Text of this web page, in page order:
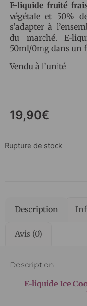
E-liquide fruité
végétale et 50%
s’adapter à
du marché. E-
50ml/0mg dans un
Vendu à l’unité
19,90€
Rupture de stock
Description
Avis (0)
Description
E-liquide Ice